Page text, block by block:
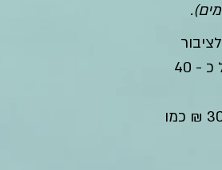
במערכת אינטרנטית ללא תשלום. תהליך החישוב והדיווח מתבסס על כ - 40
עלולה לגרור עיצומים כספיים וקנסות של עד 300,000 ₪ כמו